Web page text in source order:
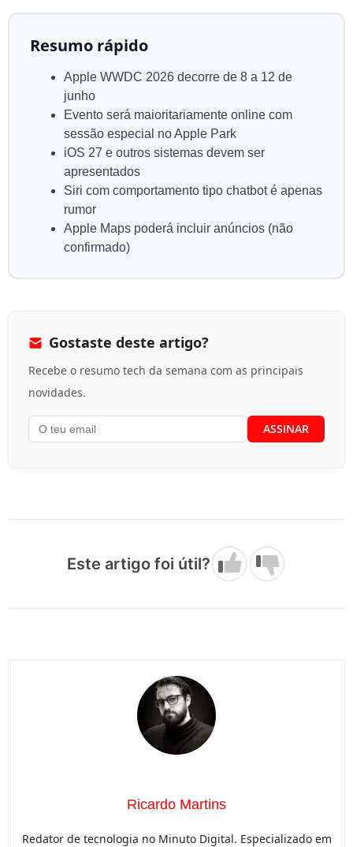
Resumo rápido
Apple WWDC 2026 decorre de 8 a 12 de
junho
Evento será maioritariamente online com
sessão especial no Apple Park
iOS 27 e outros sistemas devem ser
apresentados
Siri com comportamento tipo chatbot é apenas
rumor
Apple Maps poderá incluir anúncios (não
confirmado)
Gostaste deste artigo?
Recebe o resumo tech da semana com as principais
novidades.
Este artigo foi útil?
Ricardo Martins
Redator de tecnologia no Minuto Digital. Especializado em